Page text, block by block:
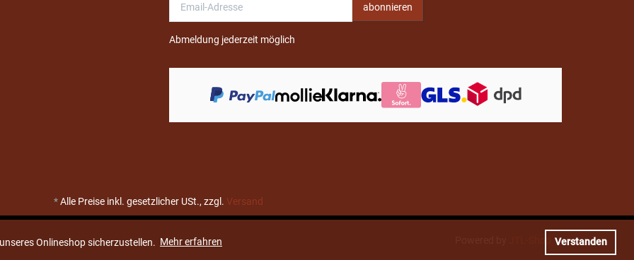
Onlineshop sicherzustellen. Mehr erfahren Verstanden
Adresse
abonnieren
Abmeldung jederzeit möglich
*Alle Preise inkl. gesetzlicher USt., zzgl. Versand